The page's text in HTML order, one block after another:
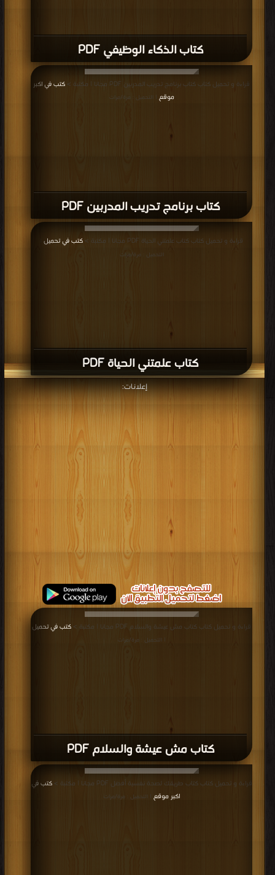
كتاب الذكاء الوظيفي PDF
كتاب برنامج تدريب المدربين PDF
قراءة و تحميل كتاب كتاب برنامج تدريب المدربين PDF مجانا | مكتبة >
كتب في اكبر
موقع
| التحميل : مرة/مرات
كتاب علمتني الحياة PDF
قراءة و تحميل كتاب كتاب علمتني الحياة PDF مجانا | مكتبة > كتب في تحميل
التحميل : مرة/مرات
إعلانات:
كتاب مش عيشة والسلام PDF
قراءة و تحميل كتاب كتاب مش عيشة والسلام PDF مجانا | مكتبة > كتب في تحميل
| التحميل : مرة/مرات
قراءة و تحميل كتاب كتاب طريقك لصحة نفسية أفضل PDF مجانا | مكتبة >
كتب في
اكبر موقع
| التحميل : مرة/مرات